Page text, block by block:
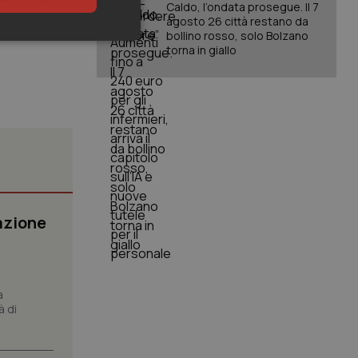
di
Caldo, l’ondata prosegue. Il 7
agosto 26 città restano da
bollino rosso, solo Bolzano
torna in giallo
le
che le loro
future.